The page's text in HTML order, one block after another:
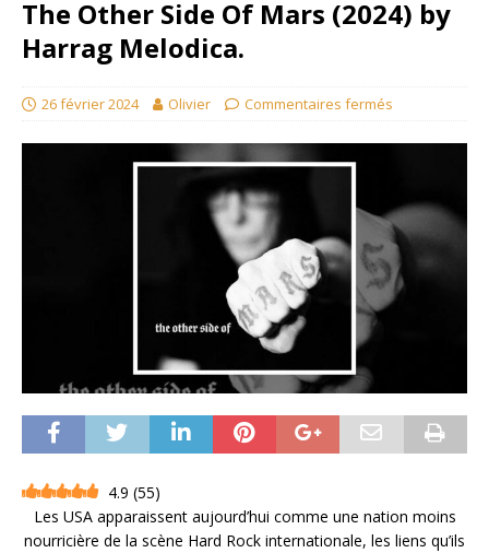
The Other Side Of Mars (2024) by
Harrag Melodica.
26 février 2024 Olivier Commentaires fermés
4.9 (55)
Les USA apparaissent aujourd’hui comme une nation moins
nourricière de la scène Hard Rock internationale, les liens qu’ils